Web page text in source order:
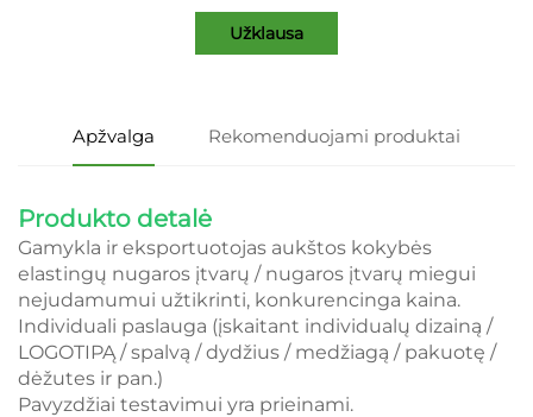
Užklausa
Apžvalga Rekomenduojami produktai
Produkto detalė
Gamykla ir eksportuotojas aukštos kokybės
elastingų nugaros įtvarų / nugaros įtvarų miegui
nejudamumui užtikrinti, konkurencinga kaina.
Individuali paslauga (įskaitant individualų dizainą /
LOGOTIPĄ / spalvą / dydžius / medžiagą / pakuotę /
dėžutes ir pan.)
Pavyzdžiai testavimui yra prieinami.